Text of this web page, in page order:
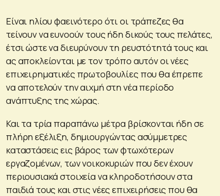
Είναι ηλίου φαεινότερο ότι οι τράπεζες θα
τείνουν να ευνοούν τους ήδη δικούς τους πελάτες,
έτσι ώστε να διευρύνουν τη ρευστότητά τους και
ας αποκλείονται με τον τρόπο αυτόν οι νέες
επιχειρηματικές πρωτοβουλίες που θα έπρεπε
να αποτελούν την αιχμή στη νέα περίοδο
ανάπτυξης της χώρας.
Και τα τρία παραπάνω μέτρα βρίσκονται ήδη σε
πλήρη εξέλιξη, δημιουργώντας ασύμμετρες
καταστάσεις εις βάρος των φτωχότερων
εργαζομένων, των νοικοκυριών που δεν έχουν
περιουσιακά στοιχεία να κληροδοτήσουν στα
παιδιά τους και στις νέες επιχειρήσεις που θα